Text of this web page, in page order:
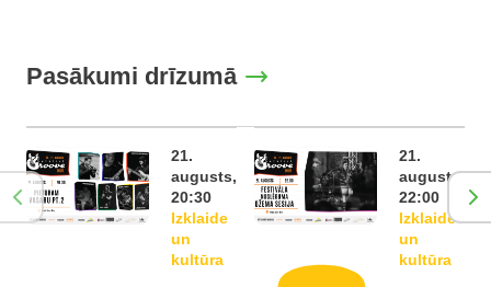
Pasākumi drīzumā
21.
augusts,
20:30
Izklaide
un
kultūra
21.
augusts,
22:00
Izklaide
un
kultūra